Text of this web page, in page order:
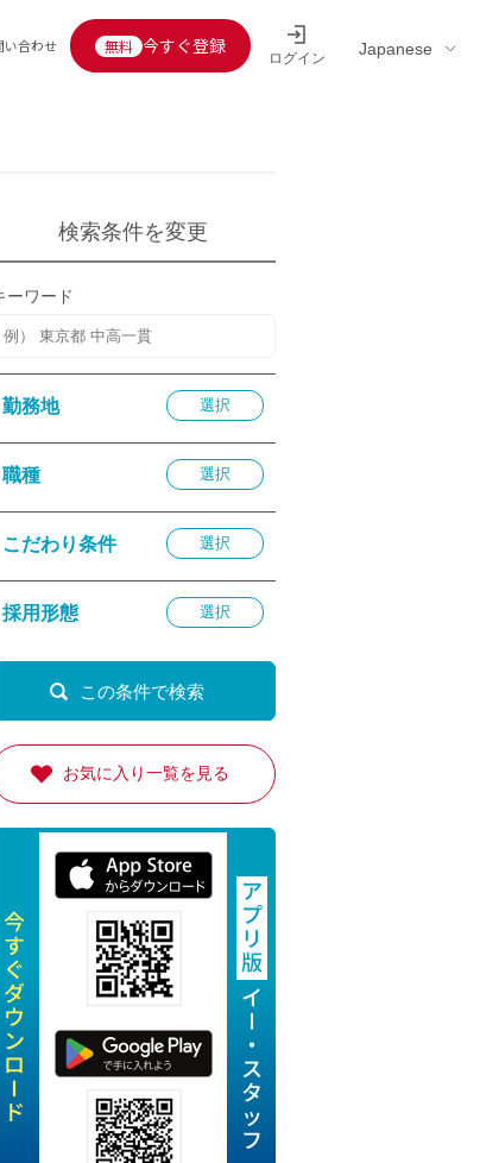
円以上
円以上
援
い合わせ 今すぐ登録
ログイン
検索条件を変更
ーワード
勤務地 選択
職種 選択
こだわり条件 選択
採用形態 選択
お気に入り一覧を見る